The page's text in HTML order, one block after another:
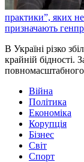
практики”, яких
призначають
В Україні різко
крайній бідності.
Війна
Політика
Економіка
Корупція
Бізнес
Світ
Спорт